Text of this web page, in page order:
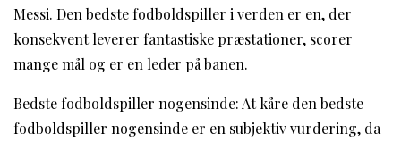
Messi. Den bedste fodboldspiller i verden er en, der
konsekvent leverer fantastiske præstationer, scorer
mange mål og er en leder på banen.
Bedste fodboldspiller nogensinde: At kåre den bedste
fodboldspiller nogensinde er en subjektiv vurdering, da